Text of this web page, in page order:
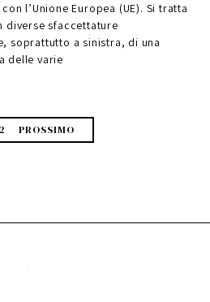
l’Unione Europea (UE). Si tratta
diverse sfaccettature
soprattutto a sinistra, di una
delle varie
2 PROSSIMO